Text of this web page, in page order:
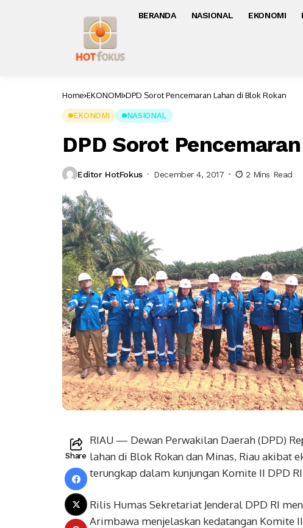
BERANDA NASIONAL EKONOMI
Home EKONOMI DPD Sorot Pencemaran Lahan di Blok Rokan
EKONOMI NASIONAL
DPD Sorot
Editor HotFokus December 4, 2017 2 Mins Read
Share
RIAU — Dewan Perwakilan Daerah (DPD)
lahan di Blok Rokan dan Minas, Riau akibat
terungkap dalam kunjungan Komite II DPD
Rilis Humas Sekretariat Jenderal DPD RI
Arimbawa menjelaskan kedatangan Komite